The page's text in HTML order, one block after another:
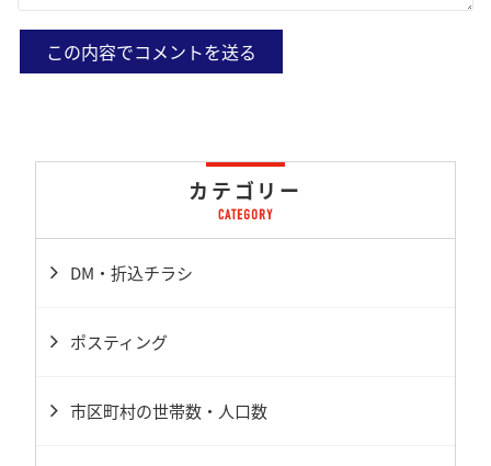
カテゴリー
DM・折込チラシ
ポスティング
市区町村の世帯数・人口数